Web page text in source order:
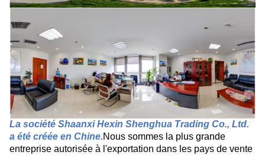
La société Shaanxi Hexin Shenghua Trading Co., Ltd.
a été créée en Chine.Nous sommes la plus grande
entreprise autorisée à l'exportation dans les pays de vente